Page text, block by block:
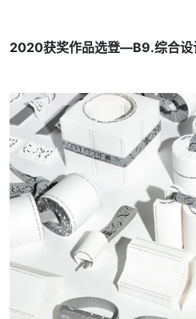
2020获奖作品选登—B9.综合设